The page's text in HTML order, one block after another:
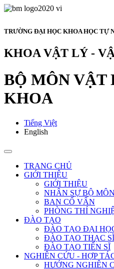
TRƯỜNG ĐẠI HỌC KHOA HỌC TỰ
KHOA VẬT LÝ -
BỘ MÔN VẬT
KHOA
Tiếng Việt
English
TRANG CHỦ
GIỚI THIỆU
GIỚI THIỆU
NHÂN SỰ BỘ MÔN
BAN CỐ VẤN
PHÒNG THÍ
ĐÀO TẠO
ĐÀO TẠO ĐẠI
ĐÀO TẠO THẠC SĨ
ĐÀO TẠO TIẾN SĨ
NGHIÊN CỨU - HỢP
HƯỚNG NGHIÊN